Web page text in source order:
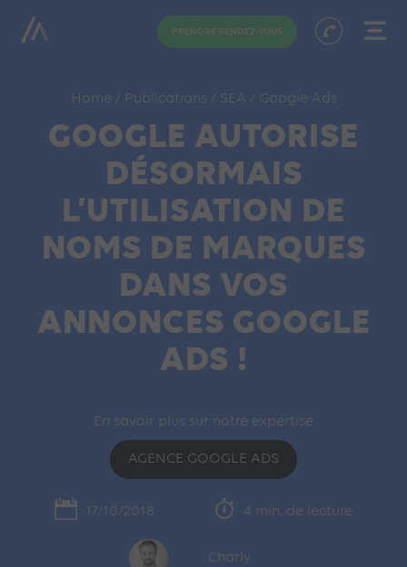
PRENDRE RENDEZ-VOUS
Home / Publications / SEA / Google Ads
GOOGLE AUTORISE
DÉSORMAIS
L’UTILISATION DE
NOMS DE MARQUES
DANS VOS
ANNONCES GOOGLE
ADS !
En savoir plus sur notre expertise
AGENCE GOOGLE ADS
17/10/2018 4 min. de lecture
Charly